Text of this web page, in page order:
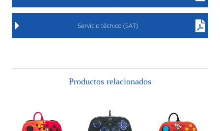
Servicio técnico (SAT)
Productos relacionados